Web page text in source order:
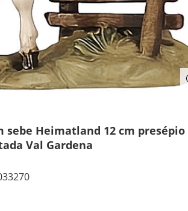
sebe Heimatland 12 cm presépio
Val Gardena